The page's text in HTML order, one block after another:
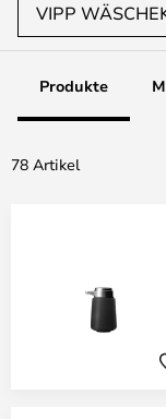
VIPP
Produkte
78 Artikel